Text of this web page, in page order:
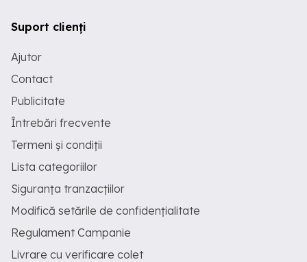
Suport clienți
Ajutor
Contact
Publicitate
Întrebări frecvente
Termeni și condiții
Lista categoriilor
Siguranța tranzacțiilor
Modifică setările de confidențialitate
Regulament Campanie
Livrare cu verificare colet